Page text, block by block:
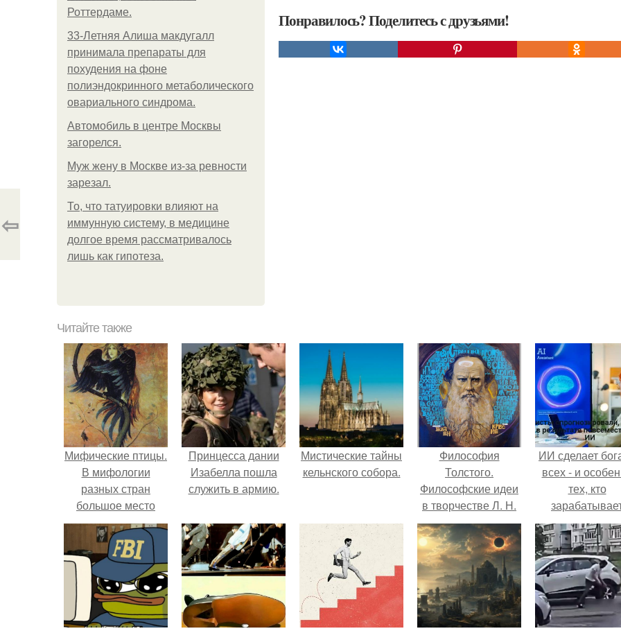
Роттердаме.
33-Летняя Алиша макдугалл
принимала препараты для
похудения на фоне
полиэндокринного метаболического
овариального синдрома.
Автомобиль в центре Москвы
загорелся.
Mуж жену в Москве из-за ревности
зарезал.
То, что татуировки влияют на
иммунную систему, в медицине
долгое время рассматривалось
лишь как гипотеза.
Понравилось? Поделитесь с друзьями!
⇦
Читайте также
Мифические птицы.
В мифологии
разных стран
большое место
занимают образы
птиц.
Принцесса дании
Изабелла пошла
служить в армию.
Мистические тайны
кельнского собора.
Философия
Толстого.
Философские идеи
в творчестве Л. Н.
Толстого.
ИИ сделает
всех - и
тех, кто
меньше